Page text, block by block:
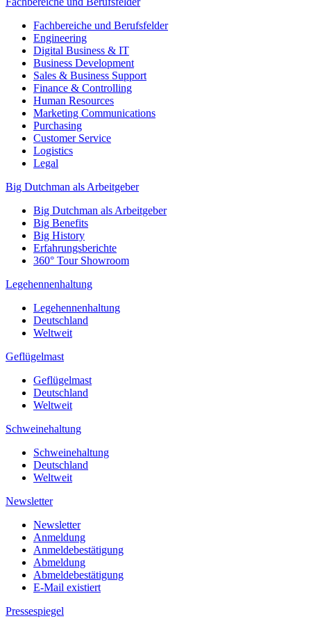
Fachbereiche und Berufsfelder
Engineering
Digital Business & IT
Business Development
Sales & Business Support
Finance & Controlling
Human Resources
Marketing Communications
Purchasing
Customer Service
Logistics
Legal
Big Dutchman als Arbeitgeber
Big Dutchman als Arbeitgeber
Big Benefits
Big History
Erfahrungsberichte
360° Tour Showroom
Legehennenhaltung
Legehennenhaltung
Deutschland
Weltweit
Geflügelmast
Geflügelmast
Deutschland
Weltweit
Schweinehaltung
Schweinehaltung
Deutschland
Weltweit
Newsletter
Newsletter
Anmeldung
Anmeldebestätigung
Abmeldung
Abmeldebestätigung
E-Mail existiert
Pressespiegel